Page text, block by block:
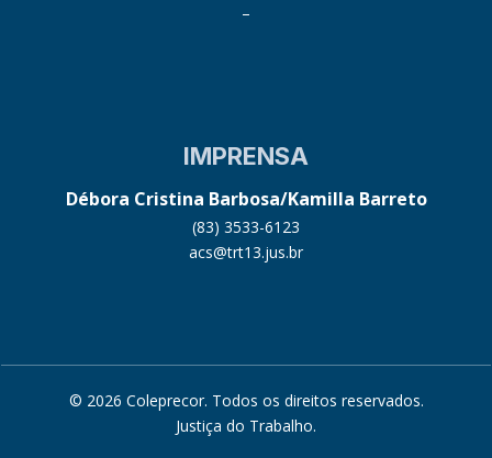
–
IMPRENSA
Débora Cristina Barbosa/Kamilla Barreto
(83) 3533-6123
acs@trt13.jus.br
© 2026 Coleprecor. Todos os direitos reservados.
Justiça do Trabalho.